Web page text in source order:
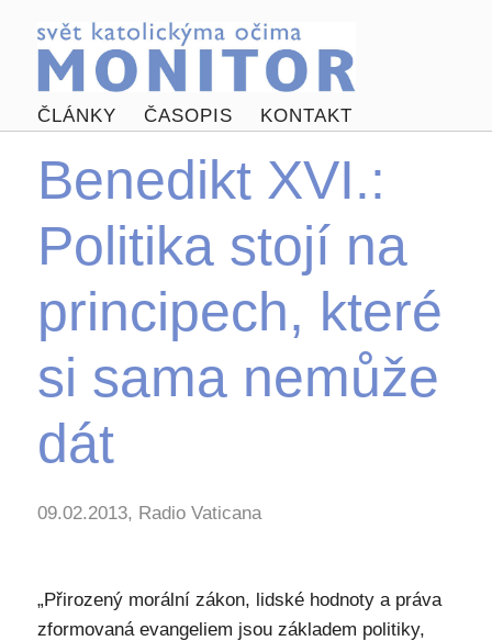
ČLÁNKY ČASOPIS KONTAKT
Benedikt XVI.:
Politika stojí na
principech, které
si sama nemůže
dát
09.02.2013, Radio Vaticana
„Přirozený morální zákon, lidské hodnoty a práva
zformovaná evangeliem jsou základem politiky,